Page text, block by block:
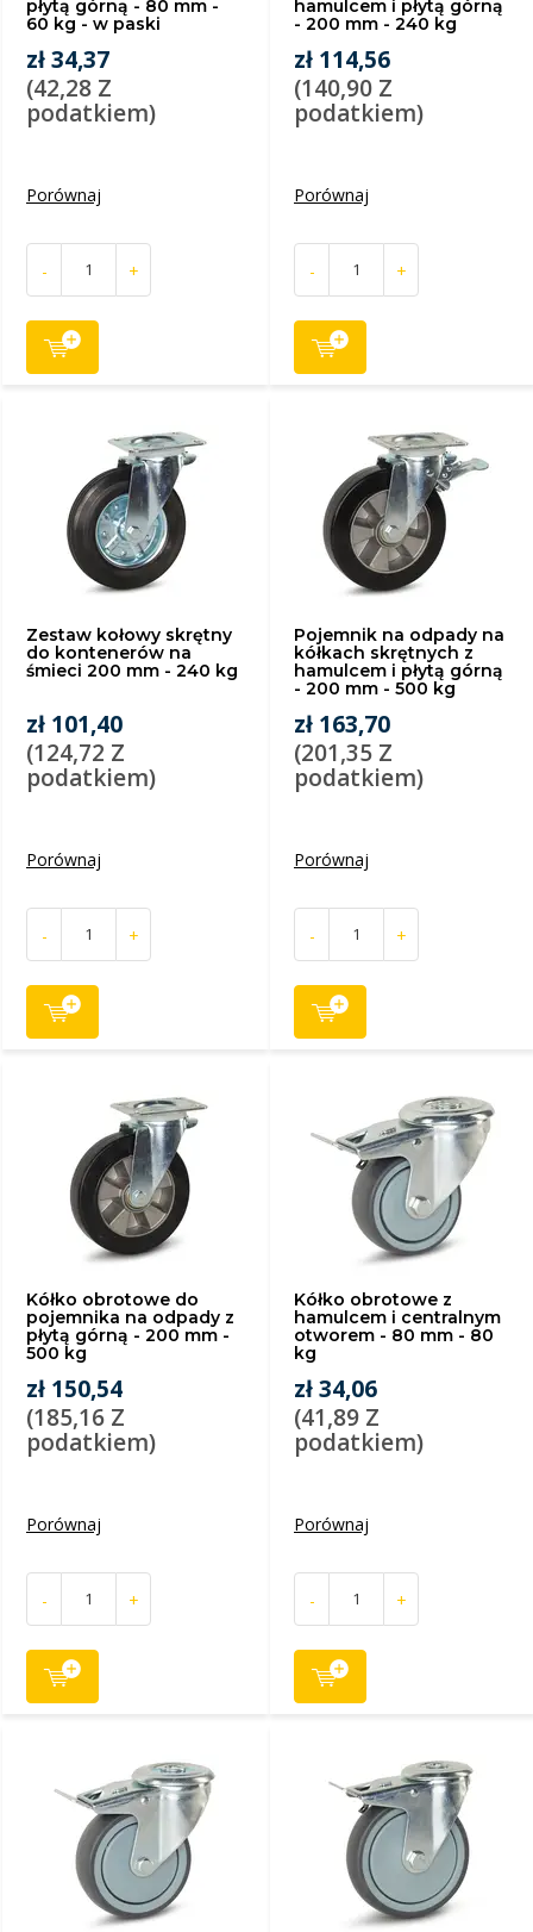
płytą górną - 80 mm -
60 kg - w paski
zł 34,37
(42,28 Z
podatkiem)
Porównaj
- +
hamulcem i płytą górną
- 200 mm - 240 kg
zł 114,56
(140,90 Z
podatkiem)
Porównaj
- +
Zestaw kołowy skrętny
do kontenerów na
śmieci 200 mm - 240 kg
zł 101,40
(124,72 Z
podatkiem)
Porównaj
- +
Pojemnik na odpady na
kółkach skrętnych z
hamulcem i płytą górną
- 200 mm - 500 kg
zł 163,70
(201,35 Z
podatkiem)
Porównaj
- +
Kółko obrotowe do
pojemnika na odpady z
płytą górną - 200 mm -
500 kg
zł 150,54
(185,16 Z
podatkiem)
Porównaj
- +
Kółko obrotowe z
hamulcem i centralnym
otworem - 80 mm - 80
kg
zł 34,06
(41,89 Z
podatkiem)
Porównaj
- +